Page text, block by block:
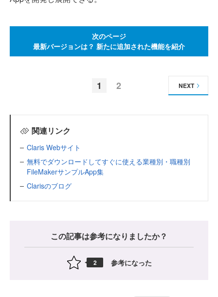
次のページ
最新バージョンは？ 新たに追加された機能を紹介
1 2 NEXT
関連リンク
Claris Webサイト
無料でダウンロードしてすぐに使える業種別・職種別
FileMakerサンプルApp集
Clarisのブログ
この記事は参考になりましたか？
2 参考になった